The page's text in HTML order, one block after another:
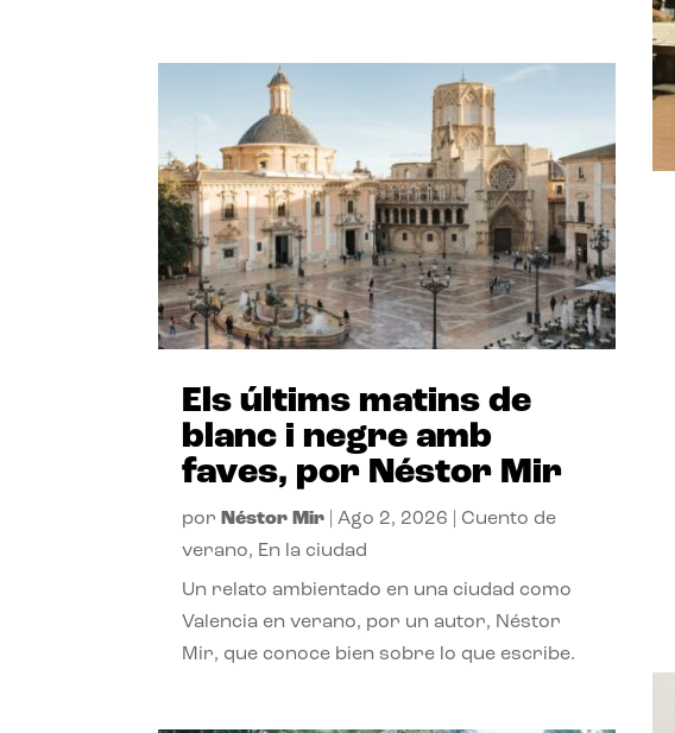
Els últims matins de
blanc i negre amb
faves, por Néstor Mir
por Néstor Mir |Ago 2, 2026 |Cuento de
verano, En la ciudad
Un relato ambientado en una ciudad como
Valencia en verano, por un autor, Néstor
Mir, que conoce bien sobre lo que escribe.